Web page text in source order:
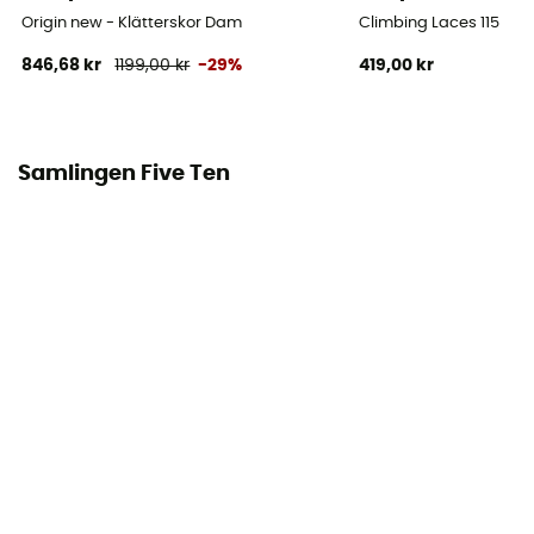
Origin new - Klätterskor Dam
846,68 kr 1199,00 kr -29%
Climbing Laces 115
419,00 kr
Samlingen Five Ten